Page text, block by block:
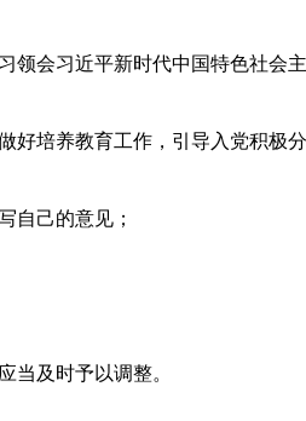
领会习近平新时代中国特色社会主
好培养教育工作，引导入党积极
自己的意见；
当及时予以调整。